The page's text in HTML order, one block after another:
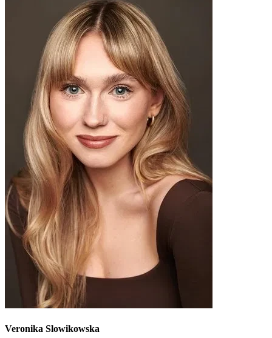
Veronika Slowikowska